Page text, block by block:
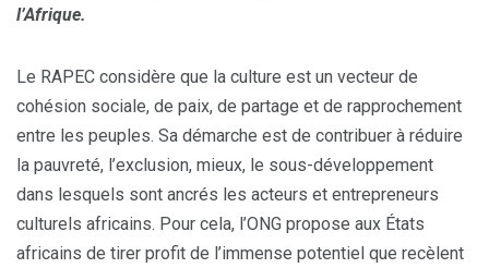
l’Afrique.
Le RAPEC considère que la culture est un vecteur de
cohésion sociale, de paix, de partage et de rapprochement
entre les peuples. Sa démarche est de contribuer à réduire
la pauvreté, l’exclusion, mieux, le sous-développement
dans lesquels sont ancrés les acteurs et entrepreneurs
culturels africains. Pour cela, l’ONG propose aux États
africains de tirer profit de l’immense potentiel que recèlent